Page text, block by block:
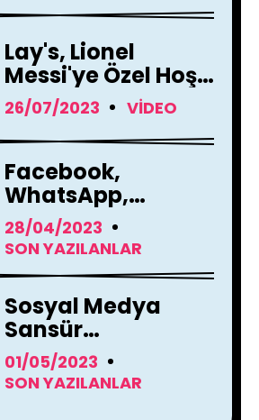
Lay's, Lionel
Messi'ye Özel Hoş
Geldin Mesajı!
26/07/2023 VIDEO
Facebook,
WhatsApp,
Instagram Yapay
Zeka Araçları
Kullanacak
28/04/2023
SON YAZILANLAR
Sosyal Medya
Sansür
Tartışmaları
01/05/2023
SON YAZILANLAR